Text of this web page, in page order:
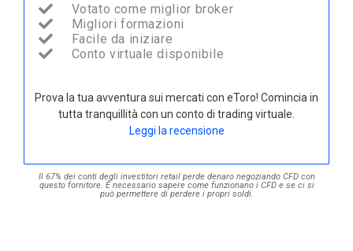
Votato come miglior broker
Migliori formazioni
Facile da iniziare
Conto virtuale disponibile
Prova la tua avventura sui mercati con eToro! Comincia in
tutta tranquillità con un conto di trading virtuale.
Leggi la recensione
Il 67% dei conti degli investitori retail perde denaro negoziando CFD con
questo fornitore. È necessario sapere come funzionano i CFD e se ci si
può permettere di perdere i propri soldi.